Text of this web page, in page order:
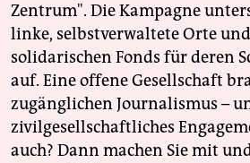
Zentrum". Die Kampagne
linke, selbstverwaltete Orte
solidarischen Fonds für deren
auf. Eine offene Gesellschaft
zugänglichen Journalismus –
zivilgesellschaftliches
auch? Dann machen Sie mit